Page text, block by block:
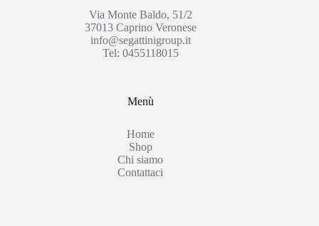
Via Monte Baldo, 51/2
37013 Caprino Veronese
info@segattinigroup.it
Tel: 0455118015
Menù
Home
Shop
Chi siamo
Contattaci